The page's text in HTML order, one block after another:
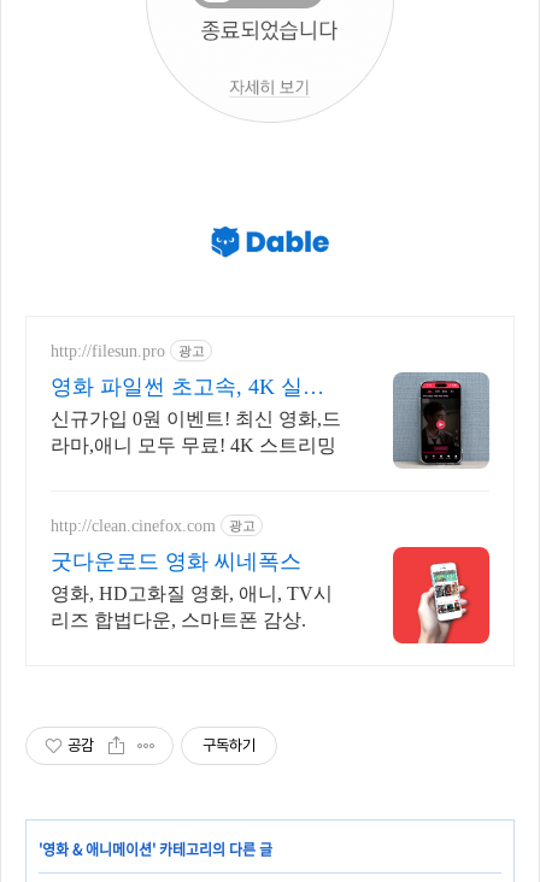
http://filesun.pro 광고
영화 파일썬 초고속, 4K 실시
간 보기!
신규가입 0원 이벤트! 최신 영화,드
라마,애니 모두 무료! 4K 스트리밍
http://clean.cinefox.com 광고
굿다운로드 영화 씨네폭스
영화, HD고화질 영화, 애니, TV시
리즈 합법다운, 스마트폰 감상.
공감 구독하기
'영화 & 애니메이션' 카테고리의 다른 글